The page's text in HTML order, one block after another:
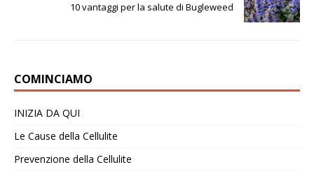
10 vantaggi per la salute di Bugleweed
COMINCIAMO
INIZIA DA QUI
Le Cause della Cellulite
Prevenzione della Cellulite